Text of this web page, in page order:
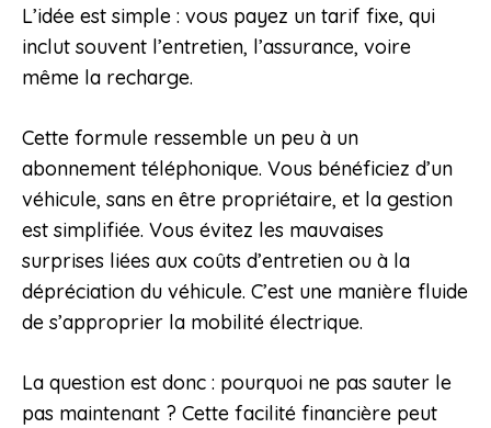
L’idée est simple : vous payez un tarif fixe, qui
inclut souvent l’entretien, l’assurance, voire
même la recharge.
Cette formule ressemble un peu à un
abonnement téléphonique. Vous bénéficiez d’un
véhicule, sans en être propriétaire, et la gestion
est simplifiée. Vous évitez les mauvaises
surprises liées aux coûts d’entretien ou à la
dépréciation du véhicule. C’est une manière fluide
de s’approprier la mobilité électrique.
La question est donc : pourquoi ne pas sauter le
pas maintenant ? Cette facilité financière peut